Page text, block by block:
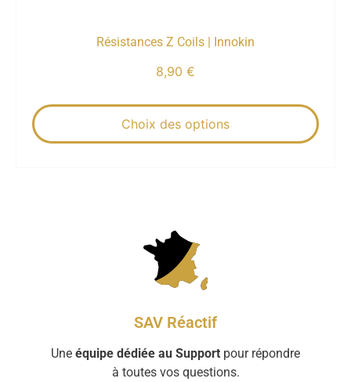
Résistances Z Coils | Innokin
8,90 €
Choix des options
SAV Réactif
Une équipe dédiée au Support pour répondre
à toutes vos questions.